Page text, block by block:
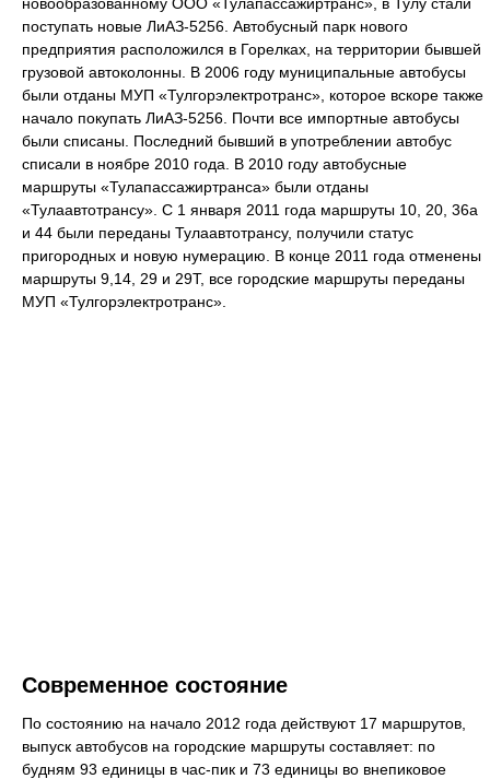
поступать новые ЛиАЗ-5256. Автобусный парк нового
предприятия расположился в Горелках, на территории бывшей
грузовой автоколонны. В 2006 году муниципальные автобусы
были отданы МУП «Тулгорэлектротранс», которое вскоре также
начало покупать ЛиАЗ-5256. Почти все импортные автобусы
были списаны. Последний бывший в употреблении автобус
списали в ноябре 2010 года. В 2010 году автобусные
маршруты «Тулапассажиртранса» были отданы
«Тулаавтотрансу». С 1 января 2011 года маршруты 10, 20, 36а
и 44 были переданы Тулаавтотрансу, получили статус
пригородных и новую нумерацию. В конце 2011 года отменены
маршруты 9,14, 29 и 29Т, все городские маршруты переданы
МУП «Тулгорэлектротранс».
Современное состояние
По состоянию на начало 2012 года действуют 17 маршрутов,
выпуск автобусов на городские маршруты составляет: по
будням 93 единицы в час-пик и 73 единицы во внепиковое